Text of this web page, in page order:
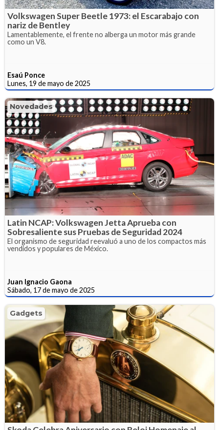
Volkswagen Super Beetle 1973: el Escarabajo con
nariz de Bentley
Lamentablemente, el frente no alberga un motor más grande
como un V8.
Esaú Ponce
Lunes, 19 de mayo de 2025
Novedades
Latin NCAP: Volkswagen Jetta Aprueba con
Sobresaliente sus Pruebas de Seguridad 2024
El organismo de seguridad reevaluó a uno de los compactos más
vendidos y populares de México.
Juan Ignacio Gaona
Sábado, 17 de mayo de 2025
Gadgets